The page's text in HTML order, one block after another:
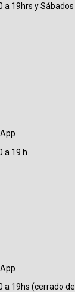
a 19hrs y Sábados
a 19 h
a 19hs (cerrado de